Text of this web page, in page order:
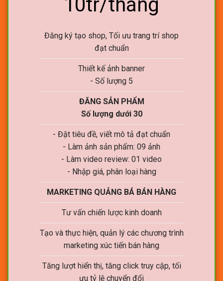
Đăng ký tạo shop, Tối ưu trang trí shop
đạt chuẩn
Thiết kế ảnh banner
- Số lượng 5
ĐĂNG SẢN PHẨM
Số lượng dưới 30
- Đặt tiêu đề, viết mô tả đạt chuẩn
- Làm ảnh sản phẩm: 09 ảnh
- Làm video review: 01 video
- Nhập giá, phân loại hàng
MARKETING QUẢNG BÁ BÁN HÀNG
Tư vấn chiến lược kinh doanh
Tạo và thực hiện, quản lý các chương trình
marketing xúc tiến bán hàng
Tăng lượt hiển thị, tăng click truy cập, tối
ưu tỷ lệ chuyển đổi